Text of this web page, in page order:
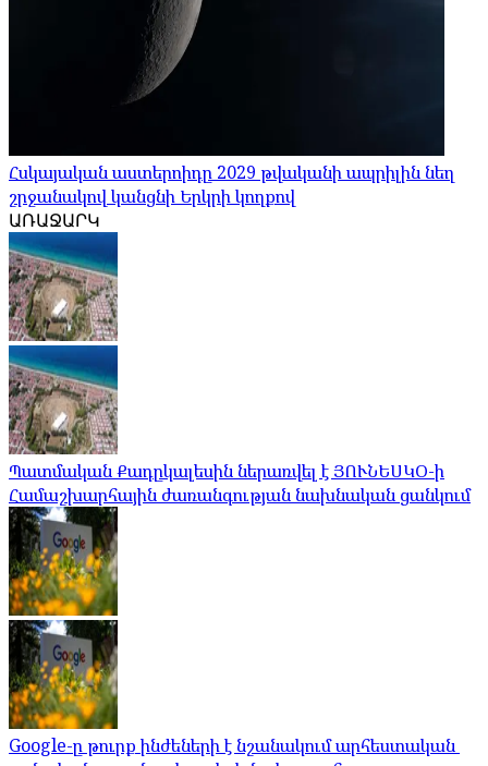
Հսկայական աստերոիդը 2029 թվականի ապրիլին նեղ
շրջանակով կանցնի Երկրի կողքով
ԱՌԱՋԱՐԿ
Պատմական Քադըկալեսին ներառվել է ՅՈՒՆԵՍԿՕ-ի
Համաշխարհային ժառանգության նախնական ցանկում
Google-ը թուրք ինժեների է նշանակում արհեստական ​​